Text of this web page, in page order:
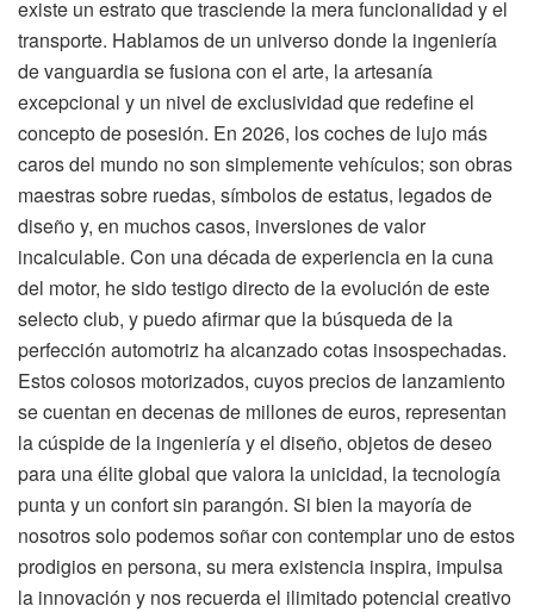
existe un estrato que trasciende la mera funcionalidad y el
transporte. Hablamos de un universo donde la ingeniería
de vanguardia se fusiona con el arte, la artesanía
excepcional y un nivel de exclusividad que redefine el
concepto de posesión. En 2026, los coches de lujo más
caros del mundo no son simplemente vehículos; son obras
maestras sobre ruedas, símbolos de estatus, legados de
diseño y, en muchos casos, inversiones de valor
incalculable. Con una década de experiencia en la cuna
del motor, he sido testigo directo de la evolución de este
selecto club, y puedo afirmar que la búsqueda de la
perfección automotriz ha alcanzado cotas insospechadas.
Estos colosos motorizados, cuyos precios de lanzamiento
se cuentan en decenas de millones de euros, representan
la cúspide de la ingeniería y el diseño, objetos de deseo
para una élite global que valora la unicidad, la tecnología
punta y un confort sin parangón. Si bien la mayoría de
nosotros solo podemos soñar con contemplar uno de estos
prodigios en persona, su mera existencia inspira, impulsa
la innovación y nos recuerda el ilimitado potencial creativo